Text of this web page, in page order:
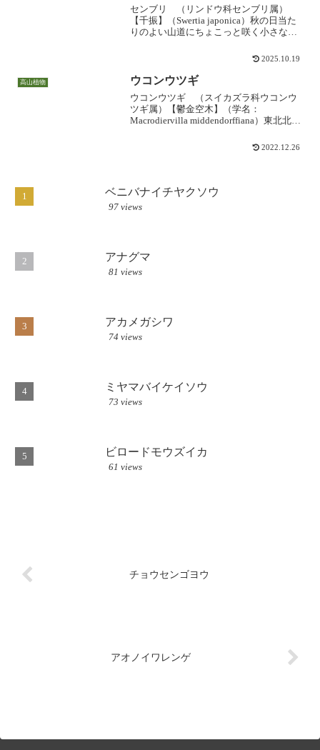
センブリ （リンドウ科センブリ属）
【千振】（Swertia japonica）秋の日当た
りのよい山道にちょこっと咲く小さな花
ンでシャープな印象を与えます。リンド
いときだ...
2025.10.19
高山植物 ウコンウツギ
ウコンウツギ （スイカズラ科ウコンウ
ツギ属）【鬱金空木】（学名：
Macrodiervilla middendorffiana）東北北部
す。大雪山では稜線下の山腹に大群落を
2022.12.26
ベニバナイチヤクソウ
97 views
アナグマ
81 views
アカメガシワ
74 views
ミヤマバイケイソウ
73 views
ビロードモウズイカ
61 views
チョウセンゴヨウ
アオノイワレンゲ